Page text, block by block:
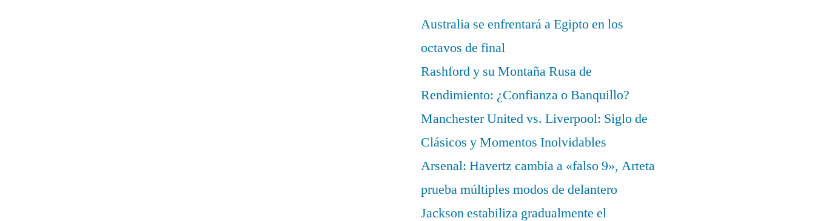
Australia se enfrentará a Egipto en los
octavos de final
Rashford y su Montaña Rusa de
Rendimiento: ¿Confianza o Banquillo?
Manchester United vs. Liverpool: Siglo de
Clásicos y Momentos Inolvidables
Arsenal: Havertz cambia a «falso 9», Arteta
prueba múltiples modos de delantero
Jackson estabiliza gradualmente el